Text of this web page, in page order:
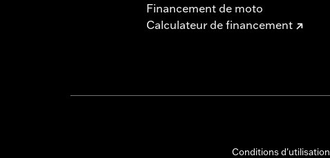
Financement de moto
Calculateur de financement
Conditions d'utilisation